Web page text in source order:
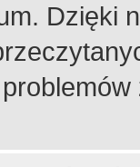
Dzięki